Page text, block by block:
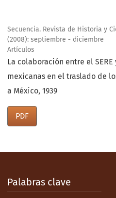
Secuencia. Revista de Historia y
(2008): septiembre - diciembre
Artículos
La colaboración entre el
mexicanas en el traslado de
a México, 1939
PDF
Palabras clave